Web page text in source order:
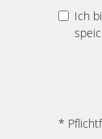
Ich
*